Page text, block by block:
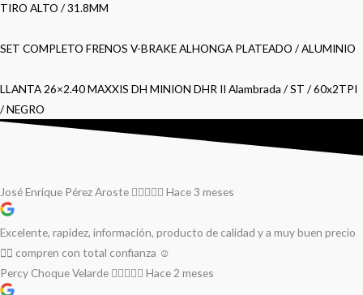
TIRO ALTO / 31.8MM
SET COMPLETO FRENOS V-BRAKE ALHONGA PLATEADO / ALUMINIO
LLANTA 26×2.40 MAXXIS DH MINION DHR II Alambrada / ST / 60x2TPI
/ NEGRO
José Enrique Pérez Aroste Hace 3 meses
Excelente, rapidez, información, producto de calidad y a muy buen precio
👌🏻 compren con total confianza ☺️
Percy Choque Velarde
Hace 2 meses